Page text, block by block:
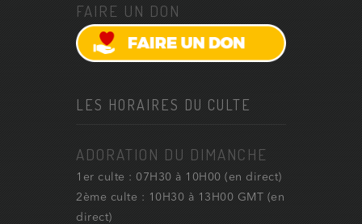
FAIRE UN DON
LES HORAIRES DU CULTE
ADORATION DU DIMANCHE
1er culte : 07H30 à 10H00 (en direct)
2ème culte : 10H30 à 13H00 GMT (en
direct)